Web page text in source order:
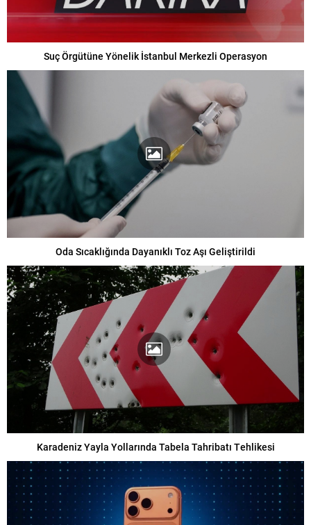
Suç Örgütüne Yönelik İstanbul Merkezli Operasyon
Oda Sıcaklığında Dayanıklı Toz Aşı Geliştirildi
Karadeniz Yayla Yollarında Tabela Tahribatı Tehlikesi